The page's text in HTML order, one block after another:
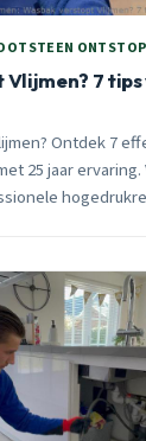
7
Ontdek 7
25 jaar ervaring.